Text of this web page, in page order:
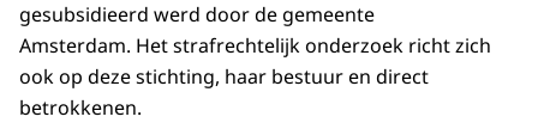
gesubsidieerd werd door de gemeente
Amsterdam. Het strafrechtelijk onderzoek richt zich
ook op deze stichting, haar bestuur en direct
betrokkenen.